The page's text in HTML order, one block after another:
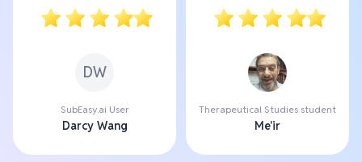
Therapeutical Studies student
Me'ir
DW
SubEasy.ai User
Darcy Wang